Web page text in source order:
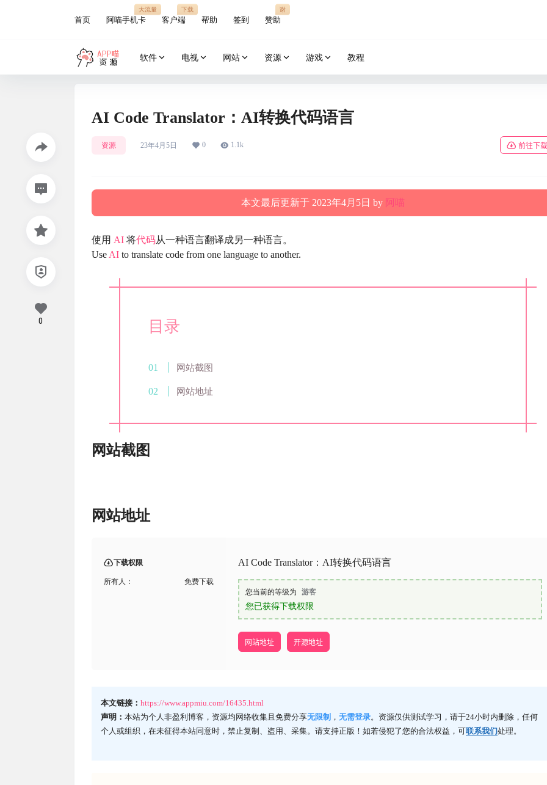
首页 阿喵手机卡
大流量
客户端
下载
帮助 签到 赞助
谢
软件 电视 网站 资源 游戏 教程
AI Code Translator：AI转换代码语言
资源 23年4月5日 0 1.1k 前往下载
本文最后更新于 2023年4月5日 by 阿喵
使用 AI 将代码从一种语言翻译成另一种语言。
Use AI to translate code from one language to another.
目录
网站截图
网站地址
网站截图
网站地址
下载权限
所有人： 免费下载
AI Code Translator：AI转换代码语言
您当前的等级为 游客
您已获得下载权限
网站地址 开源地址
本文链接： https://www.appmiu.com/16435.html
声明： 本站为个人非盈利博客，资源均网络收集且免费分享无限制 ， 无需登录。资源仅供测试学习，请于24小时内删除，任何
个人或组织，在未征得本站同意时，禁止复制、盗用、采集。请支持正版！如若侵犯了您的合法权益，可联系我们处理。
0